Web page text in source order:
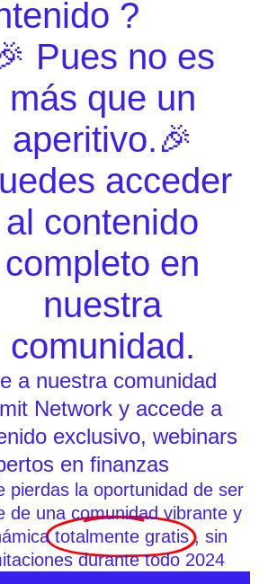
?
Pues no es
más que un
aperitivo.🎉
acceder
al contenido
completo en
nuestra
comunidad.
a nuestra comunidad
Network y accede a
exclusivo, webinars
en finanzas
pierdas la oportunidad de ser
de una comunidad vibrante y
totalmente gratis , sin
durante todo 2024